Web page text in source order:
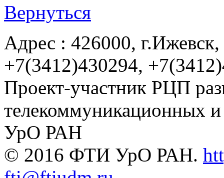
Вернуться
Адрес : 426000,
+7(3412)430294,
Проект-участник РЦП
телекоммуникационных
УрО РАН
© 2016 ФТИ УрО РАН.